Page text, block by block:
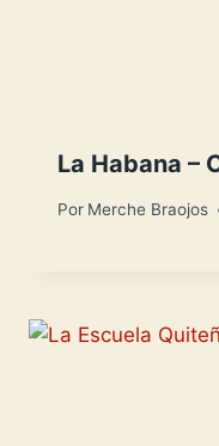
La Habana –
Por Merche Braojos